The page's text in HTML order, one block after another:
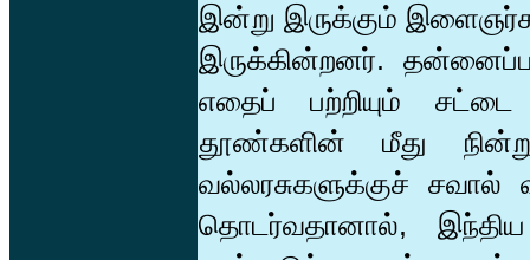
இன்று இருக்கும்
இருக்கின்றனர்.
எதைப் பற்றியும்
தூண்களின் மீது
வல்லரசுகளுக்குச் சவால்
தொடர்வதானால், இந்திய